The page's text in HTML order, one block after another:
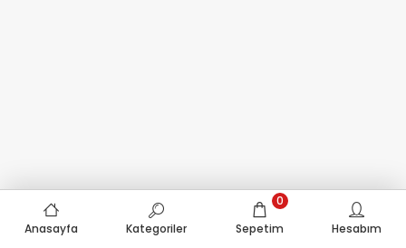
Anasayfa Kategoriler Sepetim
0
Hesabım